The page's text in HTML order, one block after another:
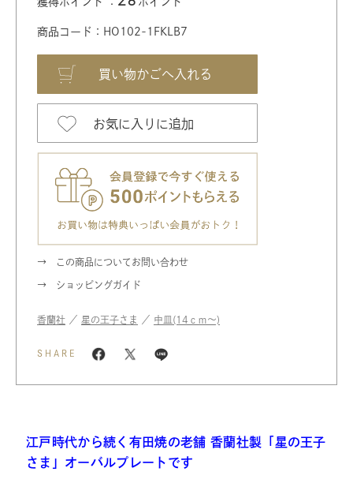
商品コード：HO102-1FKLB7
お気に入りに追加
この商品についてお問い合わせ
ショッピングガイド
香蘭社 ／ 星の王子さま ／ 中皿(14ｃｍ〜)
SHARE
江戸時代から続く有田焼の老舗 香蘭社製「星の王子
さま」オーバルプレートです